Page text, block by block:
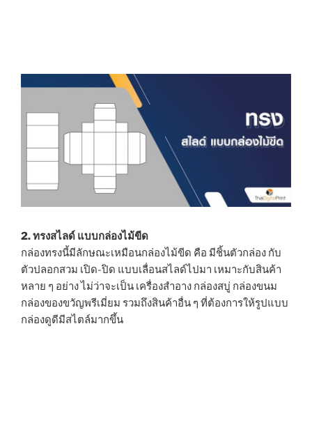
2. ทรงสไลด์ แบบกล่องไม้ขีด
กล่องทรงนี้มีลักษณะเหมือนกล่องไม้ขีด คือ มีชิ้นตัวกล่อง กับ
ตัวปลอกสวม เปิด-ปิด แบบเลื่อนสไลด์ไปมา เหมาะกับสินค้า
หลาย ๆ อย่าง ไม่ว่าจะเป็น เครื่องสำอาง กล่องสบู่ กล่องขนม
กล่องของขวัญพรีเมี่ยม รวมถึงสินค้าอื่น ๆ ที่ต้องการให้รูปแบบ
กล่องดูดีมีสไตล์มากขึ้น